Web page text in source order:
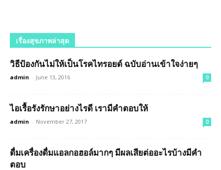
เรื่องสุขภาพล่าสุด
วิธีป้องกันไม่ให้เป็นโรคไทรอยด์ ฉบับอ่านเข้าใจง่ายๆ
admin - June 13, 2016 0
ไอเรื้อรังรักษาอย่างไรดี เรามีคำตอบให้
admin - November 27, 2017 0
ดื่มเครื่องดื่มแอลกอฮอล์มากๆ มีผลเสียต่ออะไรบ้างมีคำ
ตอบ